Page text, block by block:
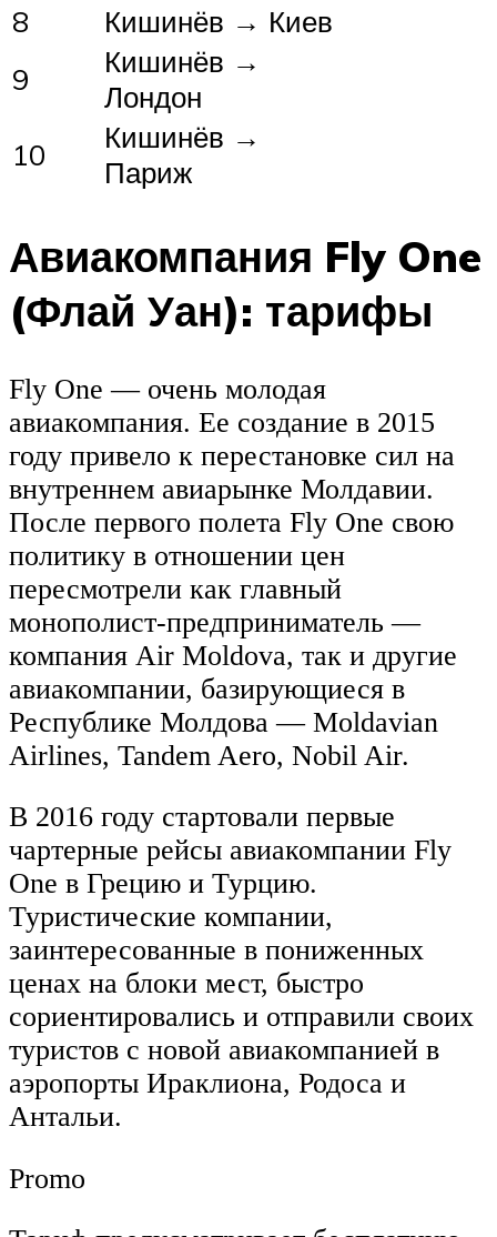
8
Кишинёв → Киев
9
Кишинёв →
Лондон
10
Кишинёв →
Париж
Авиакомпания Fly One
(Флай Уан): тарифы
Fly Оne — очень молодая
авиакомпания. Ее создание в 2015
году привело к перестановке сил на
внутреннем авиарынке Молдавии.
После первого полета Fly Оne свою
политику в отношении цен
пересмотрели как главный
монополист-предприниматель —
компания Air Moldova, так и другие
авиакомпании, базирующиеся в
Республике Молдова — Moldavian
Airlines, Tandem Aero, Nobil Air.
В 2016 году стартовали первые
чартерные рейсы авиакомпании Fly
One в Грецию и Турцию.
Туристические компании,
заинтересованные в пониженных
ценах на блоки мест, быстро
сориентировались и отправили своих
туристов с новой авиакомпанией в
аэропорты Ираклиона, Родоса и
Антальи.
Promo